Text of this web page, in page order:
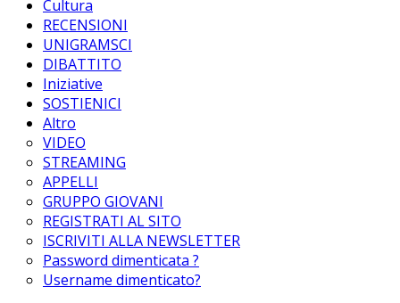
Cultura
RECENSIONI
UNIGRAMSCI
DIBATTITO
Iniziative
SOSTIENICI
Altro
VIDEO
STREAMING
APPELLI
GRUPPO GIOVANI
REGISTRATI AL SITO
ISCRIVITI ALLA NEWSLETTER
Password dimenticata ?
Username dimenticato?